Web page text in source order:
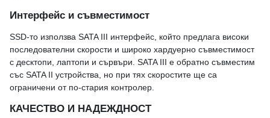
Интерфейс и съвместимост
SSD-то използва SATA III интерфейс, който предлага високи
последователни скорости и широко хардуерно съвместимост
с десктопи, лаптопи и сървъри. SATA III е обратно съвместим
със SATA II устройства, но при тях скоростите ще са
ограничени от по-стария контролер.
КАЧЕСТВО И НАДЕЖДНОСТ